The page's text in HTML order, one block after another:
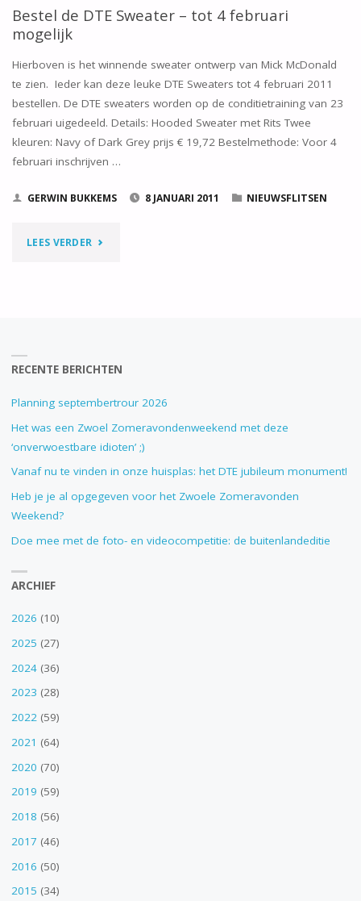
Bestel de DTE Sweater – tot 4 februari
mogelijk
Hierboven is het winnende sweater ontwerp van Mick McDonald
te zien. Ieder kan deze leuke DTE Sweaters tot 4 februari 2011
bestellen. De DTE sweaters worden op de conditietraining van 23
februari uigedeeld. Details: Hooded Sweater met Rits Twee
kleuren: Navy of Dark Grey prijs € 19,72 Bestelmethode: Voor 4
februari inschrijven …
GERWIN BUKKEMS 8 JANUARI 2011 NIEUWSFLITSEN
LEES VERDER "BESTEL
–
TOT
4
FEBRUARI
MOGELIJK"
RECENTE BERICHTEN
Planning septembertrour 2026
Het was een Zwoel Zomeravondenweekend met deze
‘onverwoestbare idioten’ ;)
Vanaf nu te vinden in onze huisplas: het DTE jubileum monument!
Heb je je al opgegeven voor het Zwoele Zomeravonden
Weekend?
Doe mee met de foto- en videocompetitie: de buitenlandeditie
ARCHIEF
2026 (10)
2025 (27)
2024(36)
2023 (28)
2022(59)
2021 (64)
2020 (70)
2019 (59)
2018 (56)
2017 (46)
2016 (50)
2015 (34)